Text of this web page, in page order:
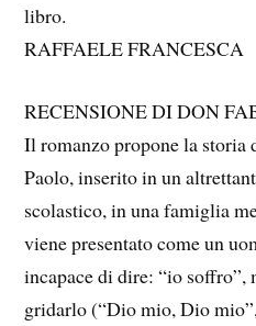
libro.
RAFFAELE FRANCESCA
RECENSIONE DI DON
Il romanzo propone la storia
Paolo, inserito in un
scolastico, in una famiglia
viene presentato come un
incapace di dire: “io
gridarlo (“Dio mio, Dio